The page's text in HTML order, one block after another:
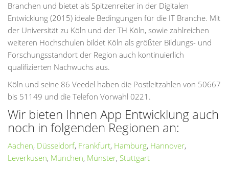
Branchen und bietet als Spitzenreiter in der Digitalen
Entwicklung (2015) ideale Bedingungen für die IT Branche. Mit
der Universität zu Köln und der TH Köln, sowie zahlreichen
weiteren Hochschulen bildet Köln als größter Bildungs- und
Forschungsstandort der Region auch kontinuierlich
qualifizierten Nachwuchs aus.
Köln und seine 86 Veedel haben die Postleitzahlen von 50667
bis 51149 und die Telefon Vorwahl 0221.
Wir bieten Ihnen App Entwicklung auch
noch in folgenden Regionen an:
Aachen, Düsseldorf, Frankfurt, Hamburg, Hannover,
Leverkusen, München, Münster, Stuttgart